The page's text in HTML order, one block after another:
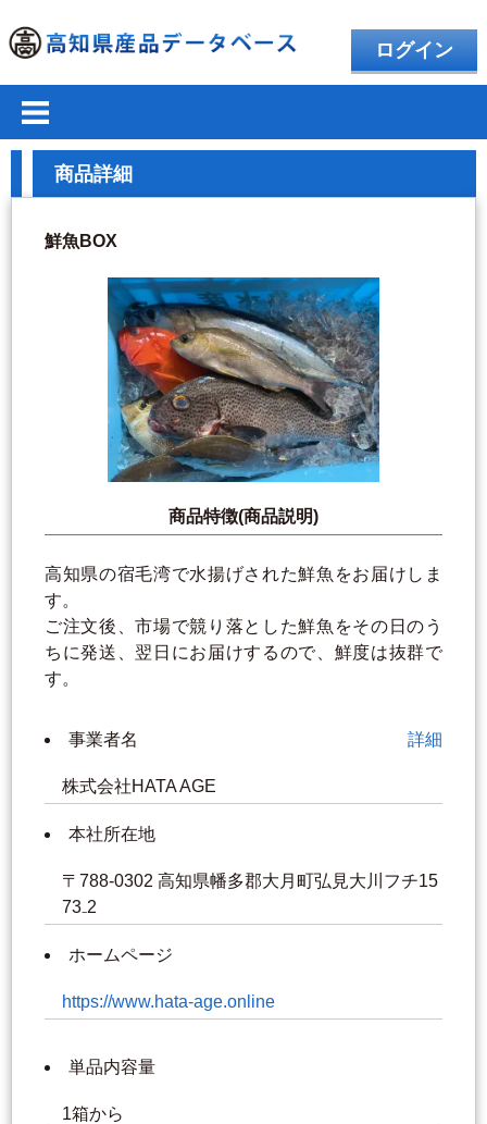
ログイン
商品詳細
鮮魚BOX
商品特徴(商品説明)
高知県の宿毛湾で水揚げされた鮮魚をお届けしま
す。
ご注文後、市場で競り落とした鮮魚をその日のう
ちに発送、翌日にお届けするので、鮮度は抜群で
す。
事業者名 詳細
株式会社HATA AGE
本社所在地
〒788-0302 高知県幡多郡大月町弘見大川フチ15
73₋2
ホームページ
https://www.hata-age.online
単品内容量
1箱から